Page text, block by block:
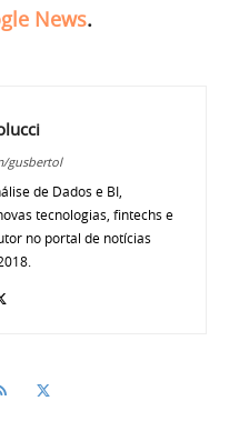
News.
gusbertol
de Dados e BI,
tecnologias, fintechs e
no portal de notícias